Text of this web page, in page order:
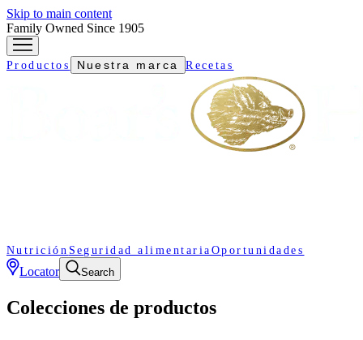
Skip to main content
Family Owned Since 1905
Productos Nuestra marca Recetas
Nutrición Seguridad alimentaria Oportunidades
Locator Search
Colecciones de productos